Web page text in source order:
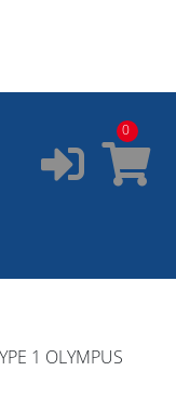
Printservice
✔️Occasions
0
1 OLYMPUS